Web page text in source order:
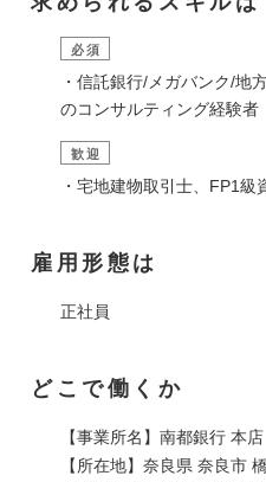
必須
・信託銀行/メガバンク/地
のコンサルティング経験者
歓迎
・宅地建物取引士、FP1級
雇用形態は
正社員
どこで働くか
【事業所名】南都銀行 本店
【所在地】奈良県 奈良市